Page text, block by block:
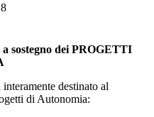
sostegno dei PROGETTI
destinato al
di Autonomia: